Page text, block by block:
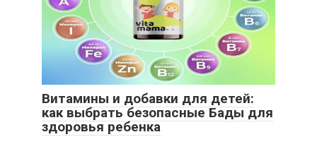
Витамины и добавки для детей:
как выбрать безопасные Бады для
здоровья ребенка